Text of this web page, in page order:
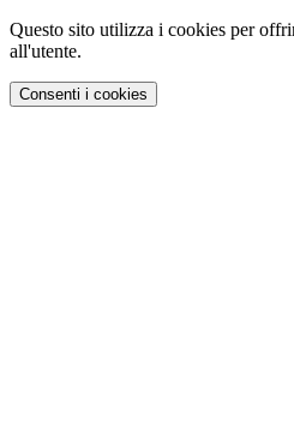
Questo sito utilizza i cookies per
all'utente.
Consenti i cookies